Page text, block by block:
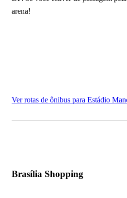
arena!
Ver rotas de ônibus para Estádio
Brasília Shopping